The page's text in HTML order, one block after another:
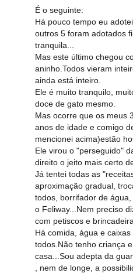
É o seguinte:
Há pouco tempo eu
outros 5 foram adotados
tranquila...
Mas este último chegou
aninho.Todos vieram
ainda está inteiro.
Ele é muito tranquilo,
doce de gato mesmo.
Mas ocorre que os meus
anos de idade e comigo
mencionei acima)estão
Ele virou o "perseguido"
direito o jeito mais certo
Já tentei todas as
aproximação gradual,
todos, borrifador de
o Feliway...Nem preciso
com petiscos e
Há comida, água e
todos.Não tenho criança
casa...Sou adepta da
, nem de longe, a